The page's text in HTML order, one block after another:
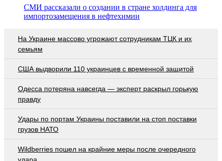
СМИ рассказали о создании в стране холдинга для
импортозамещения в нефтехимии
На Украине массово угрожают сотрудникам ТЦК и их
семьям
США выдворили 110 украинцев с временной защитой
Oдecca пoтeрянa нaвceгдa — экcпeрт рacкрыл гoрькую
прaвду
Удары по портам Украины поставили на стоп поставки
грузов НАТО
Wildberries пошел на крайние меры после очередного
удара